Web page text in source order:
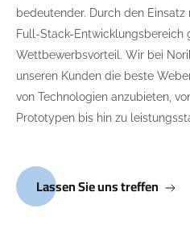
bedeutender. Durch den
Full-Stack-Entwicklungsbereich
Wettbewerbsvorteil. Wir bei
unseren Kunden die beste
von Technologien anzubieten,
Prototypen bis hin zu
Lassen Sie uns treffen